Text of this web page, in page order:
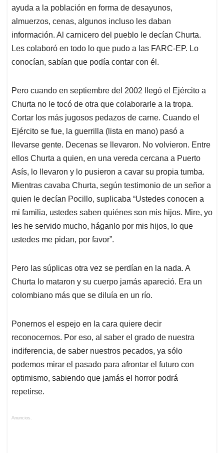
ayuda a la población en forma de desayunos,
almuerzos, cenas, algunos incluso les daban
información. Al carnicero del pueblo le decían Churta.
Les colaboró en todo lo que pudo a las FARC-EP. Lo
conocían, sabían que podía contar con él.
Pero cuando en septiembre del 2002 llegó el Ejército a
Churta no le tocó de otra que colaborarle a la tropa.
Cortar los más jugosos pedazos de carne. Cuando el
Ejército se fue, la guerrilla (lista en mano) pasó a
llevarse gente. Decenas se llevaron. No volvieron. Entre
ellos Churta a quien, en una vereda cercana a Puerto
Asís, lo llevaron y lo pusieron a cavar su propia tumba.
Mientras cavaba Churta, según testimonio de un señor a
quien le decían Pocillo, suplicaba “Ustedes conocen a
mi familia, ustedes saben quiénes son mis hijos. Mire, yo
les he servido mucho, háganlo por mis hijos, lo que
ustedes me pidan, por favor”.
Pero las súplicas otra vez se perdían en la nada. A
Churta lo mataron y su cuerpo jamás apareció. Era un
colombiano más que se diluía en un río.
Ponernos el espejo en la cara quiere decir
reconocernos. Por eso, al saber el grado de nuestra
indiferencia, de saber nuestros pecados, ya sólo
podemos mirar el pasado para afrontar el futuro con
optimismo, sabiendo que jamás el horror podrá
repetirse.
Anuncios.